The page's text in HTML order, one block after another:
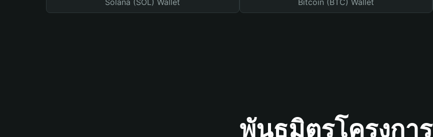
Solana (SOL) Wallet Bitcoin (BTC) Wallet
พันธมิตรโครงการ